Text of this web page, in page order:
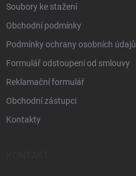
Soubory ke stažení
Obchodní podmínky
Podmínky ochrany osobních údajů
Formulář odstoupení od smlouvy
Reklamační formulář
Obchodní zástupci
Kontakty